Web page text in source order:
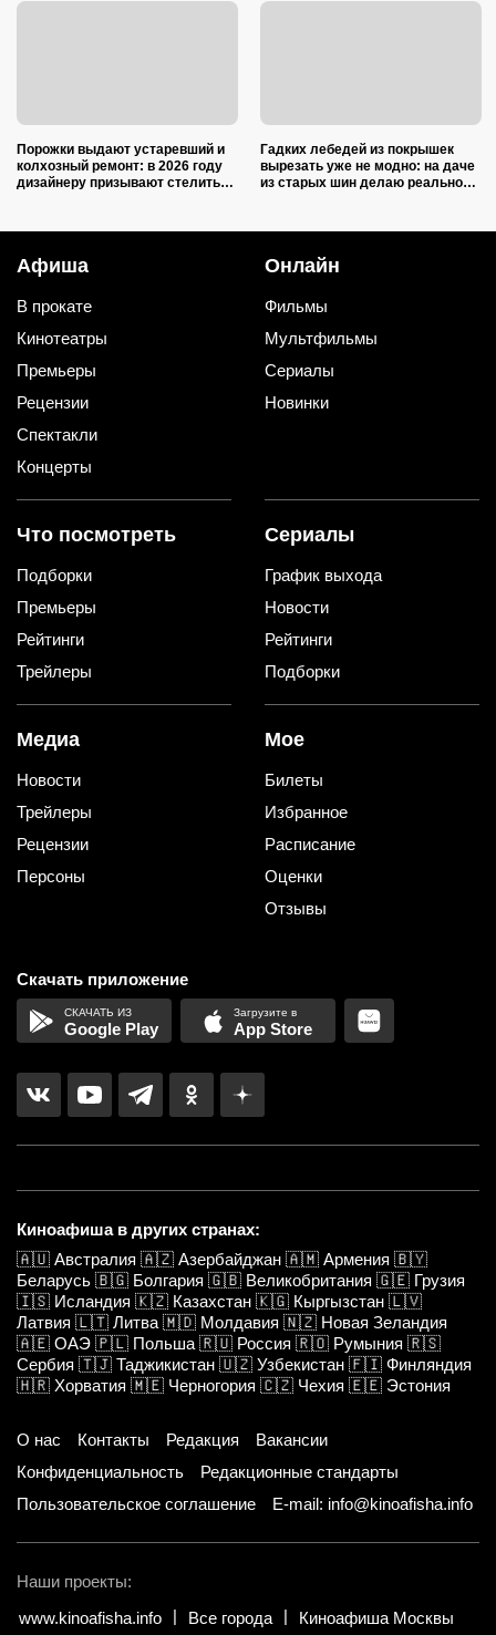
Порожки выдают устаревший и
колхозный ремонт: в 2026 году
дизайнеру призывают стелить
Гадких лебедей из покрышек
вырезать уже не модно: на даче
из старых шин делаю реально
Афиша
В прокате
Кинотеатры
Премьеры
Рецензии
Спектакли
Концерты
Онлайн
Фильмы
Мультфильмы
Сериалы
Новинки
Что посмотреть
Подборки
Премьеры
Рейтинги
Трейлеры
Сериалы
График выхода
Новости
Рейтинги
Подборки
Медиа
Новости
Трейлеры
Рецензии
Персоны
Мое
Билеты
Избранное
Расписание
Оценки
Отзывы
Скачать приложение
Google Play App Store
Киноафиша в других странах:
🇦🇺 Австралия 🇦🇿 Азербайджан 🇦🇲 Армения 🇧🇾
Беларусь 🇧🇬 Болгария 🇬🇧 Великобритания 🇬🇪 Грузия
🇮🇸 Исландия 🇰🇿 Казахстан 🇰🇬 Кыргызстан 🇱🇻
Латвия 🇱🇹 Литва 🇲🇩 Молдавия 🇳🇿 Новая Зеландия
🇦🇪 ОАЭ 🇵🇱 Польша 🇷🇺 Россия 🇷🇴 Румыния 🇷🇸
Сербия 🇹🇯 Таджикистан 🇺🇿 Узбекистан 🇫🇮 Финляндия
🇭🇷 Хорватия 🇲🇪 Черногория 🇨🇿 Чехия 🇪🇪 Эстония
О нас Контакты Редакция
Вакансии
Конфиденциальность
Редакционные стандарты
Пользовательское соглашение
E-mail: info@kinoafisha.info
Наши проекты:
www.kinoafisha.info
Все города Киноафиша Москвы